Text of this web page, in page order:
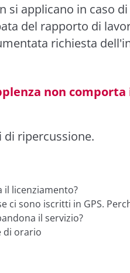
si applicano in caso
del rapporto di
richiesta
non comporta
di ripercussione.
licenziamento?
ci sono iscritti in GPS.
il servizio?
di orario